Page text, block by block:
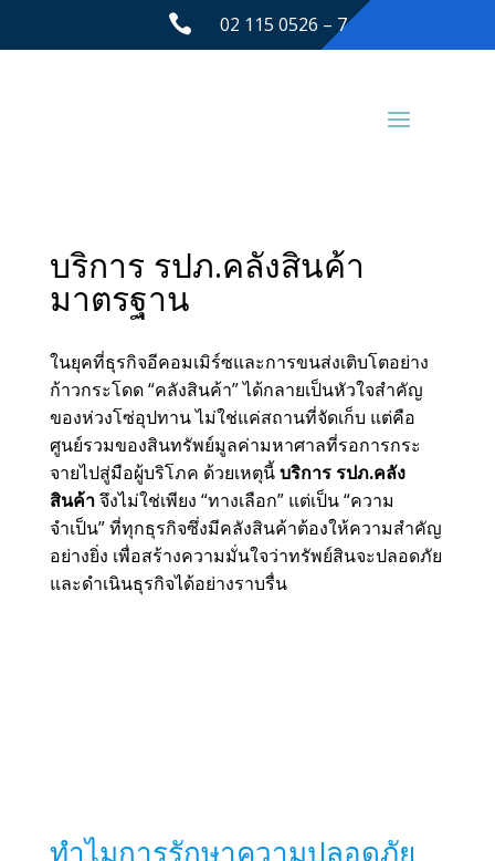
 02 115 0526 – 7
บริการ รปภ.คลังสินค้า
มาตรฐาน
ในยุคที่ธุรกิจอีคอมเมิร์ซและการขนส่งเติบโตอย่าง
ก้าวกระโดด “คลังสินค้า” ได้กลายเป็นหัวใจสำคัญ
ของห่วงโซ่อุปทาน ไม่ใช่แค่สถานที่จัดเก็บ แต่คือ
ศูนย์รวมของสินทรัพย์มูลค่ามหาศาลที่รอการกระ
จายไปสู่มือผู้บริโภค ด้วยเหตุนี้บริการ รปภ.คลัง
สินค้าจึงไม่ใช่เพียง “ทางเลือก” แต่เป็น “ความ
จำเป็น” ที่ทุกธุรกิจซึ่งมีคลังสินค้าต้องให้ความสำคัญ
อย่างยิ่ง เพื่อสร้างความมั่นใจว่าทรัพย์สินจะปลอดภัย
และดำเนินธุรกิจได้อย่างราบรื่น
ทำไมการรักษาความปลอดภัย